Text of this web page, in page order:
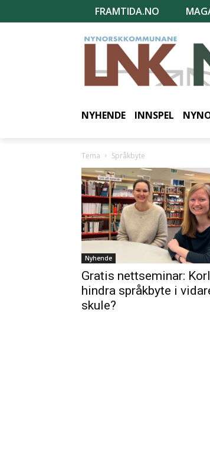
FRAMTIDA.NO
NYHENDE INNSPEL
Tema Språkbyte
Nyhende
Gratis nettseminar:
hindra språkbyte i
skule?